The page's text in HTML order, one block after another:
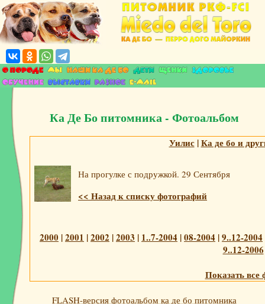
Ка Де Бо питомника - Фотоальбом
Уилис|Ка де бо и
На прогулке с подружкой. 29 Сентября
<< Назад к списку фотографий
2000 |2001 |2002 |2003 | 1..7-2004 |08-2004 |9..12-2004
9..12-2006
Показать все
FLASH-версия фотоальбом ка де бо питомника